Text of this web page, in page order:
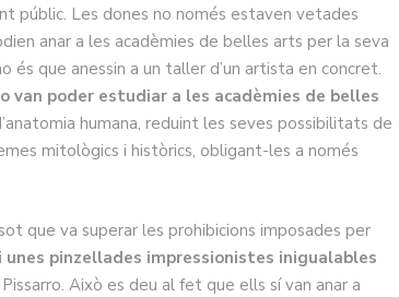
públic. Les dones no només estaven vetades
anar a les acadèmies de belles arts per la seva
és que anessin a un taller d’un artista en concret.
van poder estudiar a les acadèmies de belles
humana, reduint les seves possibilitats de
mitològics i històrics, obligant-les a només
que va superar les prohibicions imposades per
unes pinzellades impressionistes inigualables
Això es deu al fet que ells sí van anar a